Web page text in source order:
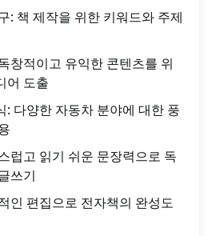
: 책 제작을 위한 키워드와 주제
창적이고 유익한 콘텐츠를 위
어 도출
: 다양한 자동차 분야에 대한 풍
럽고 읽기 쉬운 문장력으로 독
쓰기
인 편집으로 전자책의 완성도